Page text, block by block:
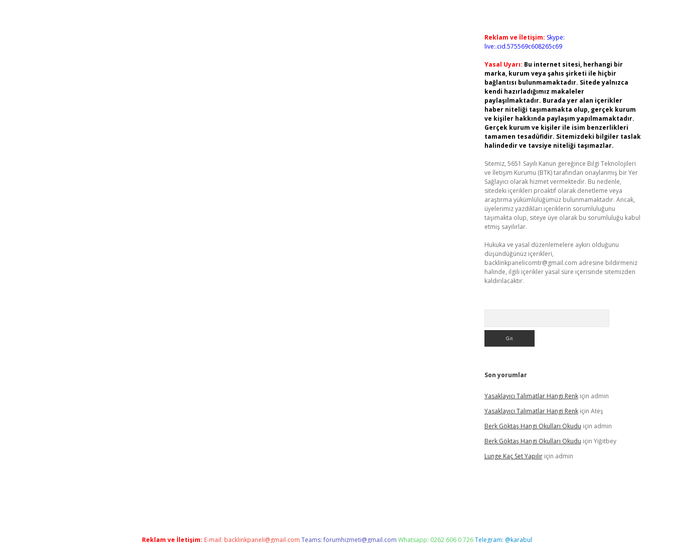
Reklam ve İletişim: Skype:
live:.cid.575569c608265c69
Yasal Uyarı: Bu internet sitesi, herhangi bir
marka, kurum veya şahıs şirketi ile hiçbir
bağlantısı bulunmamaktadır. Sitede yalnızca
kendi hazırladığımız makaleler
paylaşılmaktadır. Burada yer alan içerikler
haber niteliği taşımamakta olup, gerçek kurum
ve kişiler hakkında paylaşım yapılmamaktadır.
Gerçek kurum ve kişiler ile isim benzerlikleri
tamamen tesadüfidir. Sitemizdeki bilgiler taslak
halindedir ve tavsiye niteliği taşımazlar.
Sitemiz, 5651 Sayılı Kanun gereğince Bilgi Teknolojileri
ve İletişim Kurumu (BTK) tarafından onaylanmış bir Yer
Sağlayıcı olarak hizmet vermektedir. Bu nedenle,
sitedeki içerikleri proaktif olarak denetleme veya
araştırma yükümlülüğümüz bulunmamaktadır. Ancak,
üyelerimiz yazdıkları içeriklerin sorumluluğunu
taşımakta olup, siteye üye olarak bu sorumluluğu kabul
etmiş sayılırlar.
Hukuka ve yasal düzenlemelere aykırı olduğunu
düşündüğünüz içerikleri,
backlinkpanelicomtr@gmail.com adresine bildirmeniz
halinde, ilgili içerikler yasal süre içerisinde sitemizden
kaldırılacaktır.
Son yorumlar
Yasaklayıcı Talimatlar Hangi Renkiçin admin
Yasaklayıcı Talimatlar Hangi Renkiçin Ateş
Berk Göktaş Hangi Okulları Okudu için admin
Berk Göktaş Hangi Okulları Okudu için Yiğitbey
Lunge Kaç Set Yapılıriçin admin
Reklam ve İletişim: E-mail: backlinkpaneli@gmail.com Teams:forumhizmeti@gmail.com Whatsapp: 0262 606 0 726Telegram: @karabul